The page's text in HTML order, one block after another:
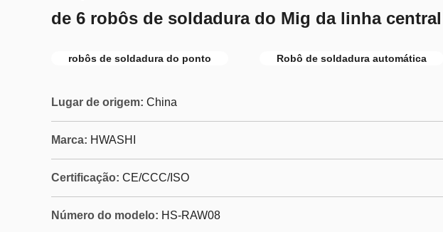
de 6 robôs de soldadura do Mig da linha central
robôs de soldadura do ponto Robô de soldadura automática
Lugar de origem: China
Marca: HWASHI
Certificação: CE/CCC/ISO
Número do modelo: HS-RAW08